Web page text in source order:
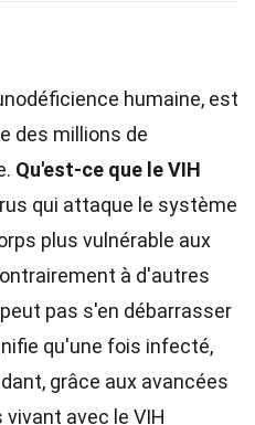
humaine, est
des millions de
Qu'est-ce que le VIH
qui attaque le système
plus vulnérable aux
à d'autres
pas s'en débarrasser
qu'une fois infecté,
grâce aux avancées
avec le VIH